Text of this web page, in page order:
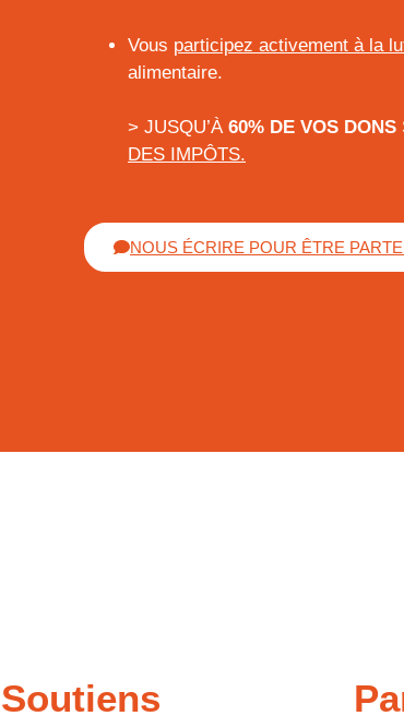
Vous participez activement à la
alimentaire.
> JUSQU’À 60% DE VOS DONS
DES IMPÔTS.
NOUS ÉCRIRE POUR ÊTRE
Soutiens